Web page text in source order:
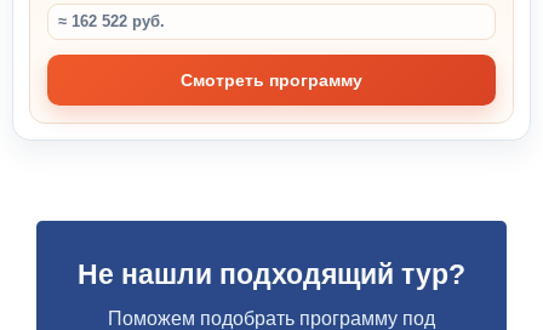
≈ 162 522 руб.
Смотреть программу
Не нашли подходящий тур?
Поможем подобрать программу под